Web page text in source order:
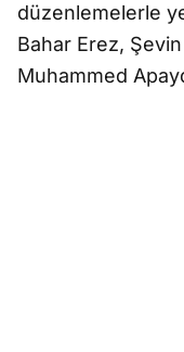
düzenlemelerle
Bahar Erez, Şevin
Muhammed